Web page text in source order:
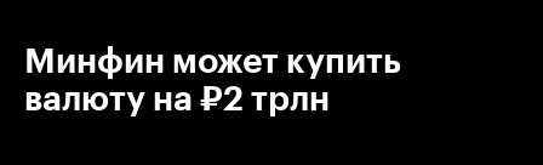
Минфин может купить
валюту на ₽2 трлн